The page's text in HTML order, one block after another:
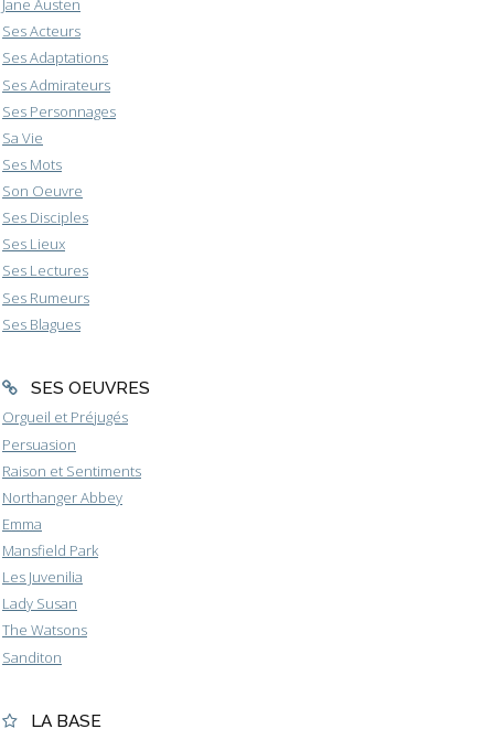
Jane Austen
Ses Acteurs
Ses Adaptations
Ses Admirateurs
Ses Personnages
Sa Vie
Ses Mots
Son Oeuvre
Ses Disciples
Ses Lieux
Ses Lectures
Ses Rumeurs
Ses Blagues
SES OEUVRES
Orgueil et Préjugés
Persuasion
Raison et Sentiments
Northanger Abbey
Emma
Mansfield Park
Les Juvenilia
Lady Susan
The Watsons
Sanditon
LA BASE